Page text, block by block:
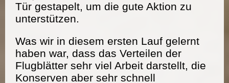
Tür gestapelt, um die gute Aktion zu
unterstützen.
Was wir in diesem ersten Lauf gelernt
haben war, dass das Verteilen der
Flugblätter sehr viel Arbeit darstellt, die
Konserven aber sehr schnell